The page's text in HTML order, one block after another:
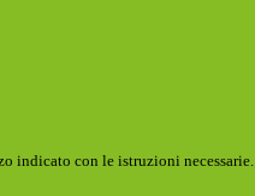
indicato con le istruzioni necessarie.